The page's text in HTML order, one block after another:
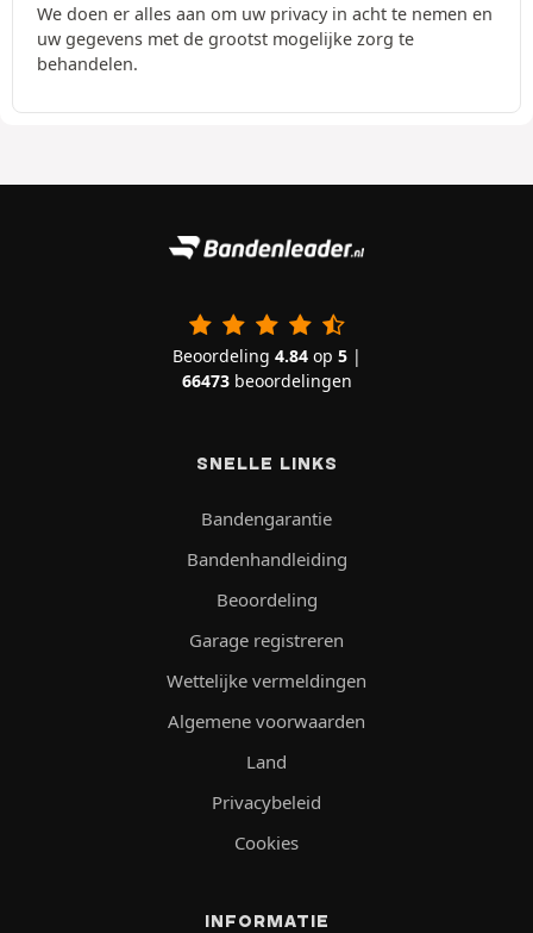
We doen er alles aan om uw privacy in acht te nemen en
uw gegevens met de grootst mogelijke zorg te
behandelen.
Beoordeling 4.84op 5|
66473beoordelingen
SNELLE LINKS
Bandengarantie
Bandenhandleiding
Beoordeling
Garage registreren
Wettelijke vermeldingen
Algemene voorwaarden
Land
Privacybeleid
Cookies
INFORMATIE